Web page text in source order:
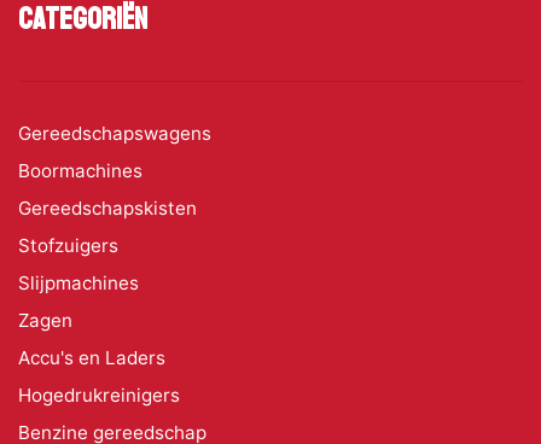
Categoriën
Gereedschapswagens
Boormachines
Gereedschapskisten
Stofzuigers
Slijpmachines
Zagen
Accu's en Laders
Hogedrukreinigers
Benzine gereedschap